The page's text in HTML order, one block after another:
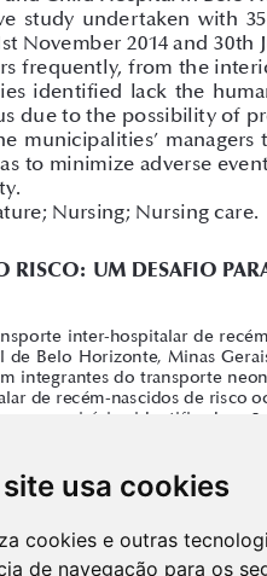
usa cookies
cookies e outras
de navegação para os